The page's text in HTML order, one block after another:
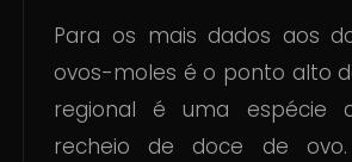
Para os mais dados aos
ovos-moles é o ponto alto
regional é uma espécie
recheio de doce de